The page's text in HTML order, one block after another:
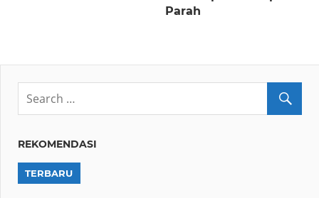
Parah
REKOMENDASI
TERBARU